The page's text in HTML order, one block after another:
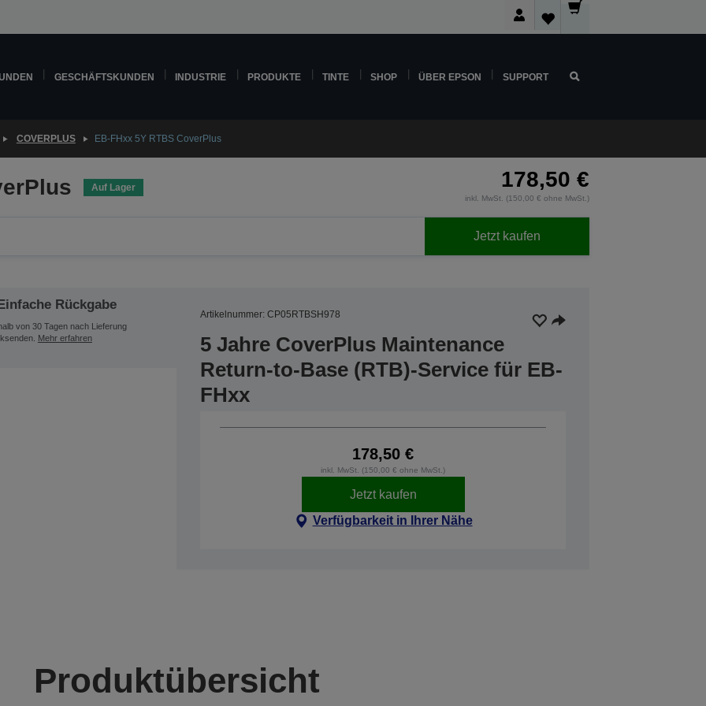
GESCHÄFTSKUNDEN INDUSTRIE PRODUKTE TINTE SHOP ÜBER EPSON SUPPORT
COVERPLUS EB-FHxx 5Y RTBS CoverPlus
Auf Lager 178,50 €
inkl. MwSt. (150,00 € ohne MwSt.)
Jetzt kaufen
Rückgabe
von 30 Tagen nach Lieferung
Mehr erfahren
Artikelnummer: CP05RTBSH978
5 Jahre CoverPlus Maintenance
Return-to-Base (RTB)-Service für EB-
FHxx
178,50 €
inkl. MwSt. (150,00 € ohne MwSt.)
Jetzt kaufen
Verfügbarkeit in Ihrer Nähe
Produktübersicht